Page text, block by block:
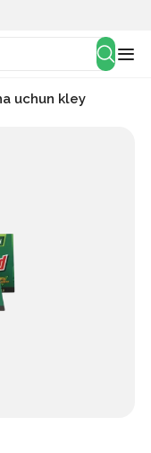
uchun kley